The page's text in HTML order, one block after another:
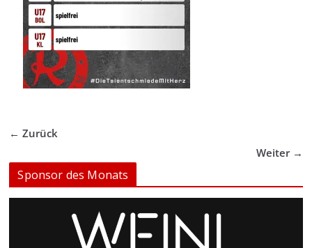
← Zurück
Weiter →
Sponsor des Monats